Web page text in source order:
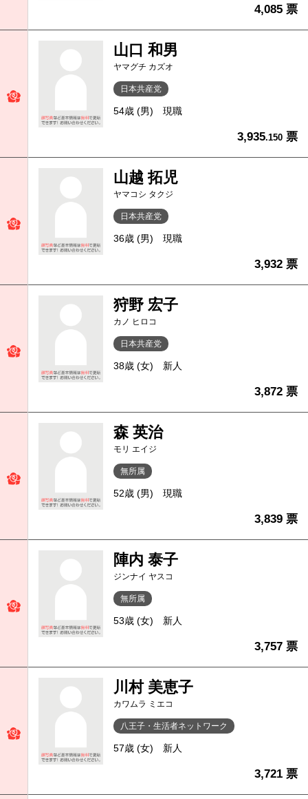
4,085 票
山口 和男
ヤマグチ カズオ
日本共産党
54歳 (男) 現職
3,935.150 票
山越 拓児
ヤマコシ タクジ
日本共産党
36歳 (男) 現職
3,932 票
狩野 宏子
カノ ヒロコ
日本共産党
38歳 (女) 新人
3,872 票
森 英治
モリ エイジ
無所属
52歳 (男) 現職
3,839 票
陣内 泰子
ジンナイ ヤスコ
無所属
53歳 (女) 新人
3,757 票
川村 美恵子
カワムラ ミエコ
八王子・生活者ネットワーク
57歳 (女) 新人
3,721 票